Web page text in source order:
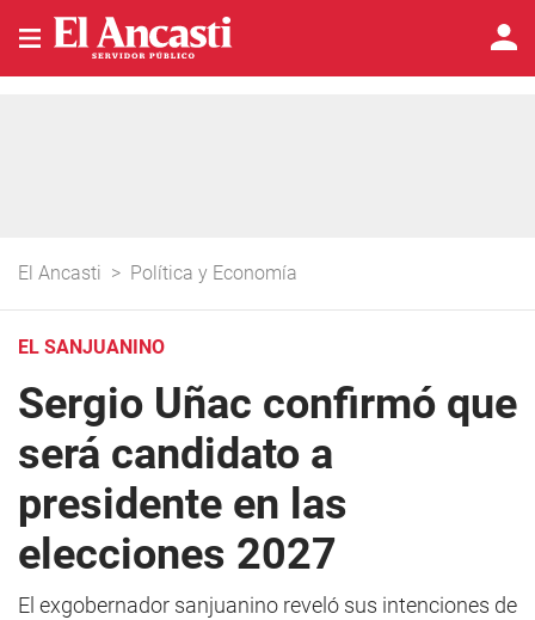
El Ancasti > Política y Economía
EL SANJUANINO
Sergio Uñac confirmó que
será candidato a
presidente en las
elecciones 2027
El exgobernador sanjuanino reveló sus intenciones de